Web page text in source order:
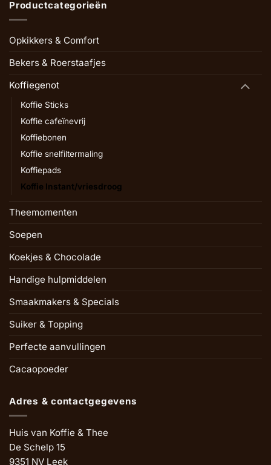
Productcategorieën
Opkikkers & Comfort
Bekers & Roerstaafjes
Koffiegenot
Koffie Sticks
Koffie cafeïnevrij
Koffiebonen
Koffie snelfiltermaling
Koffiepads
Koffie Instant/vriesdroog
Theemomenten
Soepen
Koekjes & Chocolade
Handige hulpmiddelen
Smaakmakers & Specials
Suiker & Topping
Perfecte aanvullingen
Cacaopoeder
Adres & contactgegevens
Huis van Koffie & Thee
De Schelp 15
9351 NV Leek